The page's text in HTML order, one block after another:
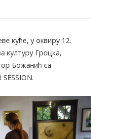
куће, у оквиру 12.
културу Гроцка,
Божанић са